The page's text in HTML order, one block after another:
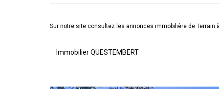
Sur notre site consultez les annonces immobilière de Terrain à
Immobilier QUESTEMBERT